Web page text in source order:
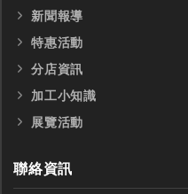
新聞報導
特惠活動
分店資訊
加工小知識
展覽活動
聯絡資訊